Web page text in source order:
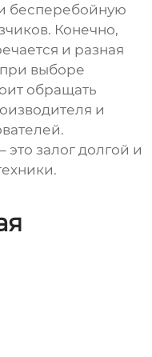
бесперебойную
Конечно,
и разная
при выборе
обращать
и
залог долгой и